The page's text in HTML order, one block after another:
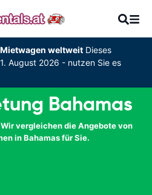
weltweitDieses
August 2026 - nutzen Sie es
Bahamas
vergleichen die Angebote von
in Bahamas für Sie.